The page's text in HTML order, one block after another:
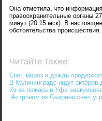
Она отметила, что
правоохранительные органы
минут (20.15 мск). В
обстоятельства происшествия.
Читайте также:
Снег, мороз и дождь
В Калининграде ищут
Из-за пожара в Уфе
Астроном из Сызрани снял